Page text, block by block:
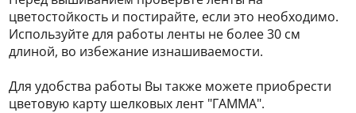
цветостойкость и постирайте, если это необходимо.
Используйте для работы ленты не более 30 см
длиной, во избежание изнашиваемости.
Для удобства работы Вы также можете приобрести
цветовую карту шелковых лент "ГАММА".